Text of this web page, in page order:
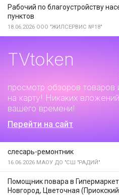
Рабочий по благоустройству
пунктов
18.06.2026 ООО "ЖИЛСЕРВИС №18"
TVtoken
просмотр обзоров товаров
на карту! Никаких
вашего времени!
Перейти на сайт
слесарь-ремонтник
16.06.2026 МАОУ ДО "СШ "РАДИЙ"
Помощник повара в
Новгород, Цветочная